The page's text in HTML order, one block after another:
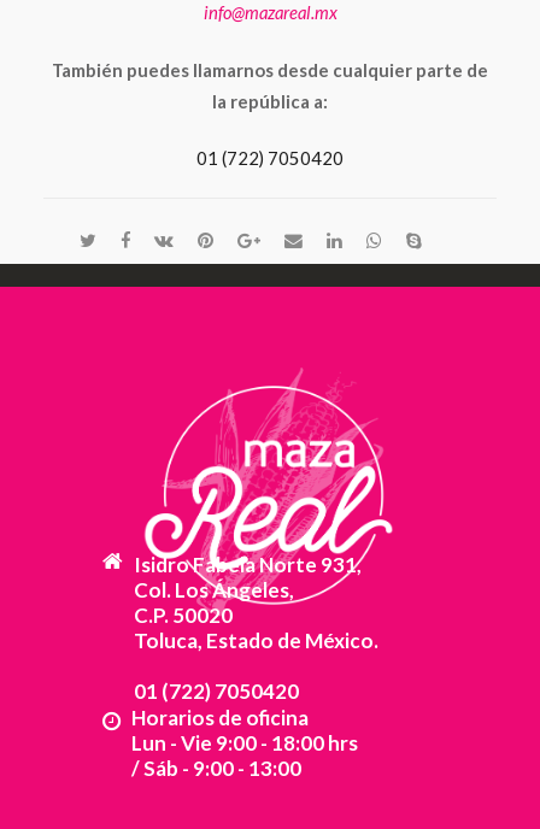
info@mazareal.mx
También puedes llamarnos desde cualquier parte de
la república a:
01 (722) 7050420
Isidro Fabela Norte 931,
Col. Los Ángeles,
C.P. 50020
Toluca, Estado de México.
01 (722) 7050420
Horarios de oficina
Lun - Vie 9:00 - 18:00 hrs
/ Sáb - 9:00 - 13:00